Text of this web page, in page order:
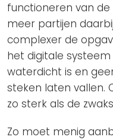
functioneren van
meer partijen
complexer de
het digitale
waterdicht is en
steken laten vallen.
zo sterk als de
Zo moet menig